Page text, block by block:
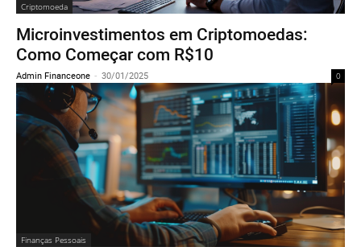
Criptomoeda
Microinvestimentos em Criptomoedas:
Como Começar com R$10
Admin Financeone - 30/01/2025 0
Finanças Pessoais